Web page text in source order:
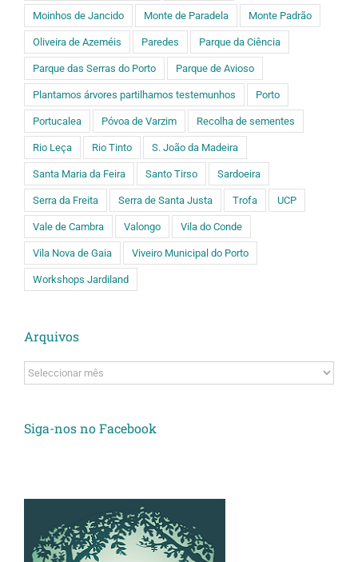
Moinhos de Jancido Monte de Paradela Monte Padrão
Oliveira de Azeméis Paredes Parque da Ciência
Parque das Serras do Porto Parque de Avioso
Plantamos árvores partilhamos testemunhos Porto
Portucalea Póvoa de Varzim Recolha de sementes
Rio Leça Rio Tinto S. João da Madeira
Santa Maria da Feira Santo Tirso Sardoeira
Serra da Freita Serra de Santa Justa Trofa UCP
Vale de Cambra Valongo Vila do Conde
Vila Nova de Gaia Viveiro Municipal do Porto
Workshops Jardiland
Arquivos
Arquivos
Siga-nos no Facebook